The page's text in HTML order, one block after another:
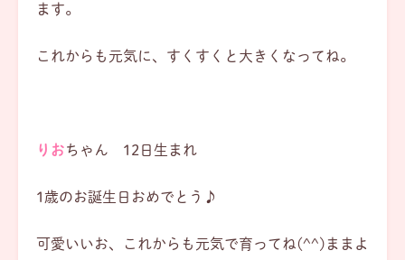
ます。
これからも元気に、すくすくと大きくなってね。
りおちゃん 12日生まれ
1歳のお誕生日おめでとう♪
可愛いいお、これからも元気で育ってね(^^)ままよ